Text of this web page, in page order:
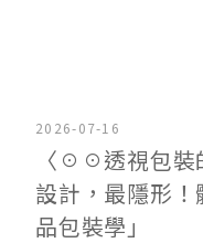
2026-07-16
〈☉☉透視包裝
設計，最隱形
品包裝學」